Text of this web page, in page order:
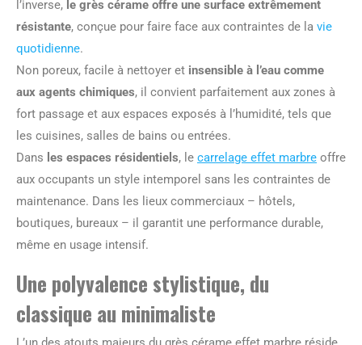
l’inverse, le grès cérame offre une surface extrêmement
résistante, conçue pour faire face aux contraintes de la vie
quotidienne.
Non poreux, facile à nettoyer et insensible à l’eau comme
aux agents chimiques, il convient parfaitement aux zones à
fort passage et aux espaces exposés à l’humidité, tels que
les cuisines, salles de bains ou entrées.
Dans les espaces résidentiels, le carrelage effet marbre offre
aux occupants un style intemporel sans les contraintes de
maintenance. Dans les lieux commerciaux – hôtels,
boutiques, bureaux – il garantit une performance durable,
même en usage intensif.
Une polyvalence stylistique, du
classique au minimaliste